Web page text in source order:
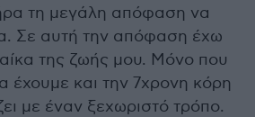
τη μεγάλη απόφαση να
Σε αυτή την απόφαση έχω
της ζωής μου. Μόνο που
έχουμε και την 7χρονη κόρη
με έναν ξεχωριστό τρόπο.